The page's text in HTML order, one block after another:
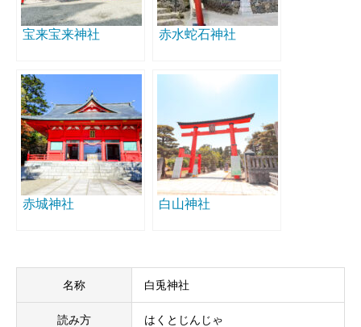
宝来宝来神社 赤水蛇石神社
赤城神社 白山神社
名称 白兎神社
読み方 はくとじんじゃ